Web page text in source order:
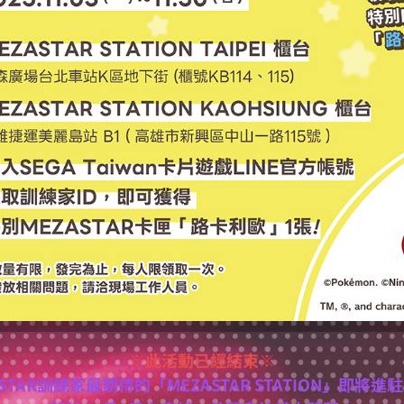
※此活動已經結束※
訓練家最期待的「MEZASTAR STATION」即將進